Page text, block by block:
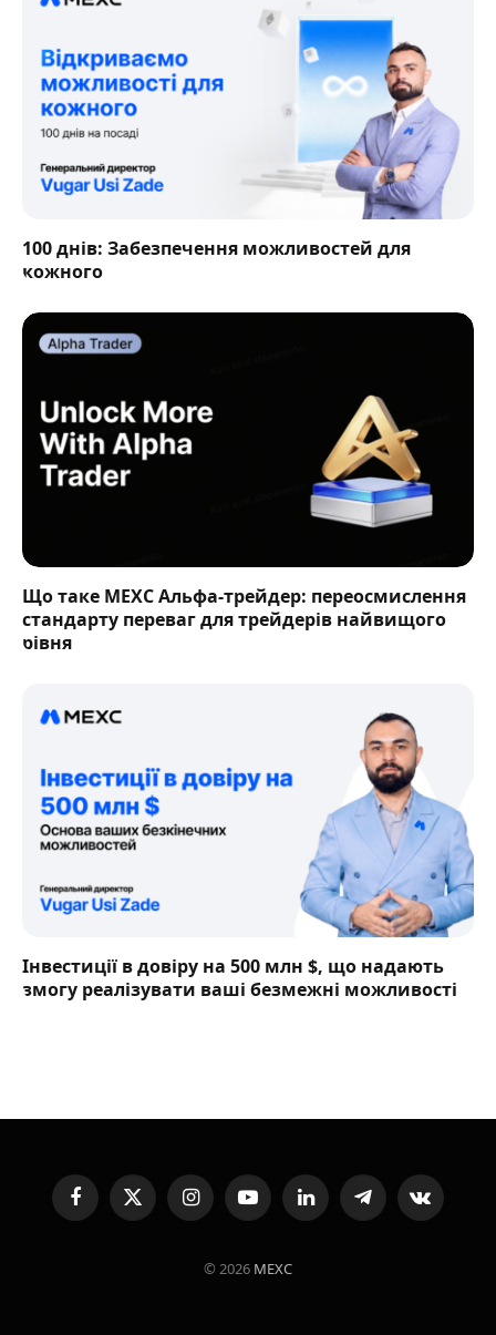
100 днів: Забезпечення можливостей для
кожного
Що таке MEXC Альфа-трейдер: переосмислення
стандарту переваг для трейдерів найвищого
рівня
Інвестиції в довіру на 500 млн $, що надають
змогу реалізувати ваші безмежні можливості
FacebookX
(Twitter)
InstagramYouTubeLinkedInTelegramVKontakte
© 2026 MEXC